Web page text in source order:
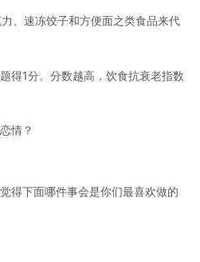
、速冻饺子和方便面之类食品来代
得1分。分数越高，饮食抗衰老指数
情？
得下面哪件事会是你们最喜欢做的